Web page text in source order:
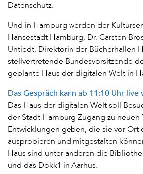
Datenschutz.
Und in Hamburg werden der
Hansestadt Hamburg, Dr. Carsten
Untiedt, Direktorin der Bücherhallen
stellvertretende Bundesvorsitzende
geplante Haus der digitalen Welt in
Das Gespräch kann ab 11:10 Uhr
Das Haus der digitalen Welt soll
der Stadt Hamburg Zugang zu neuen
Entwicklungen geben, die sie vor Ort
ausprobieren und mitgestalten
Haus sind unter anderen die
und das Dokk1 in Aarhus.